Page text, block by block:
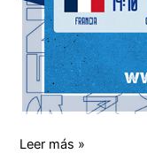
Leer más »